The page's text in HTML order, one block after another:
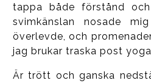
tappa både förstånd
svimkänslan nosade
överlevde, och
jag brukar traska post
Är trött och ganska